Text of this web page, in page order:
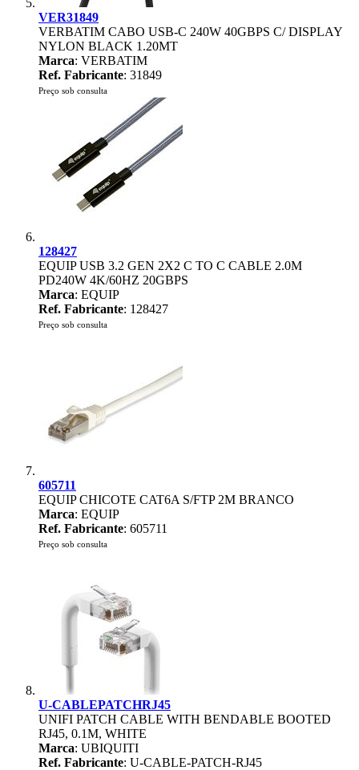
VER31849
VERBATIM CABO USB-C 240W 40GBPS C/ DISPLAY
NYLON BLACK 1.20MT
Marca: VERBATIM
Ref. Fabricante: 31849
Preço sob consulta
128427
EQUIP USB 3.2 GEN 2X2 C TO C CABLE 2.0M
PD240W 4K/60HZ 20GBPS
Marca: EQUIP
Ref. Fabricante: 128427
Preço sob consulta
605711
EQUIP CHICOTE CAT6A S/FTP 2M BRANCO
Marca: EQUIP
Ref. Fabricante: 605711
Preço sob consulta
U-CABLEPATCHRJ45
UNIFI PATCH CABLE WITH BENDABLE BOOTED
RJ45, 0.1M, WHITE
Marca: UBIQUITI
Ref. Fabricante: U-CABLE-PATCH-RJ45